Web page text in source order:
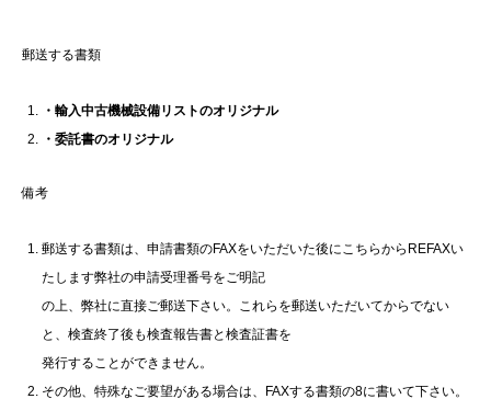
郵送する書類
・輸入中古機械設備リストのオリジナル
・委託書のオリジナル
備考
郵送する書類は、申請書類のFAXをいただいた後にこちらからREFAXい
たします弊社の申請受理番号をご明記
の上、弊社に直接ご郵送下さい。これらを郵送いただいてからでない
と、検査終了後も検査報告書と検査証書を
発行することができません。
その他、特殊なご要望がある場合は、FAXする書類の8に書いて下さい。